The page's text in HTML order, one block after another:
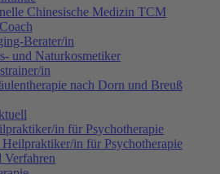
Chinesische Medizin TCM
Berater/in
und Naturkosmetiker
in
nach Dorn und Breuß
in für Psychotherapie
in für Psychotherapie
Verfahren